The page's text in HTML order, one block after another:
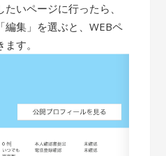
いページに行ったら、
編集」を選ぶと、WEBペ
す。